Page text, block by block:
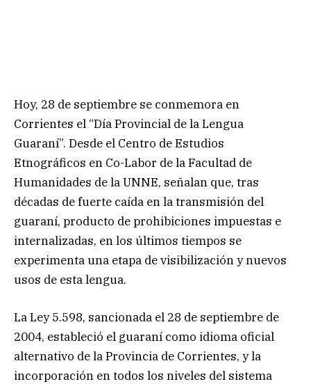
Hoy, 28 de septiembre se conmemora en
Corrientes el “Día Provincial de la Lengua
Guaraní”. Desde el Centro de Estudios
Etnográficos en Co-Labor de la Facultad de
Humanidades de la UNNE, señalan que, tras
décadas de fuerte caída en la transmisión del
guaraní, producto de prohibiciones impuestas e
internalizadas, en los últimos tiempos se
experimenta una etapa de visibilización y nuevos
usos de esta lengua.
La Ley 5.598, sancionada el 28 de septiembre de
2004, estableció el guaraní como idioma oficial
alternativo de la Provincia de Corrientes, y la
incorporación en todos los niveles del sistema